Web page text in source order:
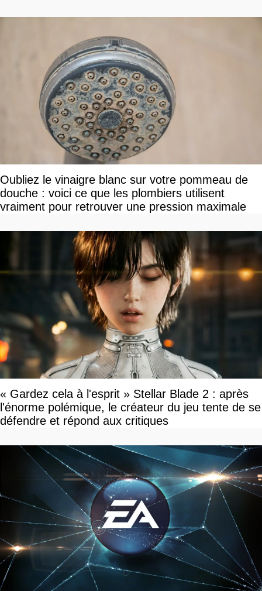
Oubliez le vinaigre blanc sur votre pommeau de
douche : voici ce que les plombiers utilisent
vraiment pour retrouver une pression maximale
« Gardez cela à l'esprit » Stellar Blade 2 : après
l'énorme polémique, le créateur du jeu tente de se
défendre et répond aux critiques